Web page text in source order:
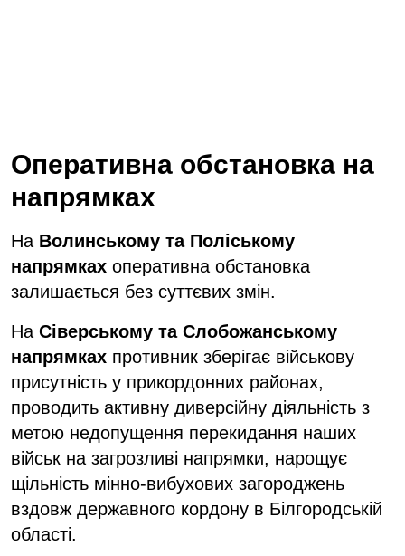
Оперативна обстановка на
напрямках
На Волинському та Поліському
напрямках оперативна обстановка
залишається без суттєвих змін.
На Сіверському та Слобожанському
напрямках противник зберігає військову
присутність у прикордонних районах,
проводить активну диверсійну діяльність з
метою недопущення перекидання наших
військ на загрозливі напрямки, нарощує
щільність мінно-вибухових загороджень
вздовж державного кордону в Білгородській
області.